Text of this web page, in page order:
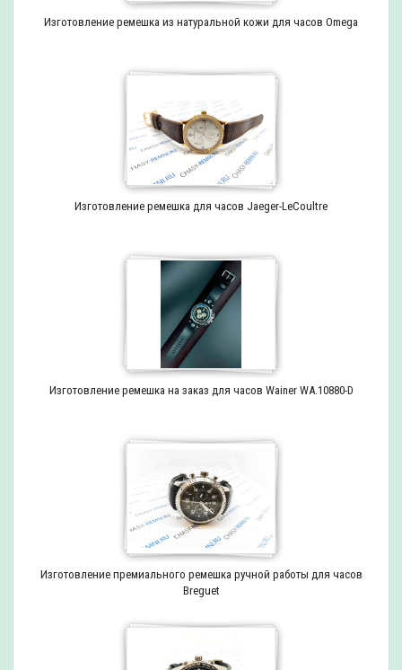
Изготовление ремешка из натуральной кожи для часов Omega
Изготовление ремешка для часов Jaeger-LeCoultre
Изготовление ремешка на заказ для часов Wainer WA.10880-D
Изготовление премиального ремешка ручной работы для часов
Breguet